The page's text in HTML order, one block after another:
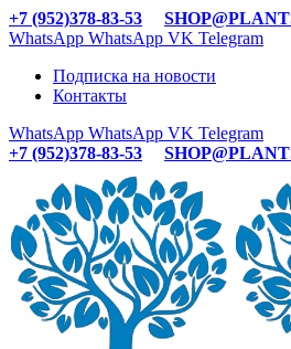
+7 (952)378-83-53
WhatsApp WhatsApp VK Telegram
Подписка на новости
Контакты
WhatsApp WhatsApp VK Telegram
+7 (952)378-83-53